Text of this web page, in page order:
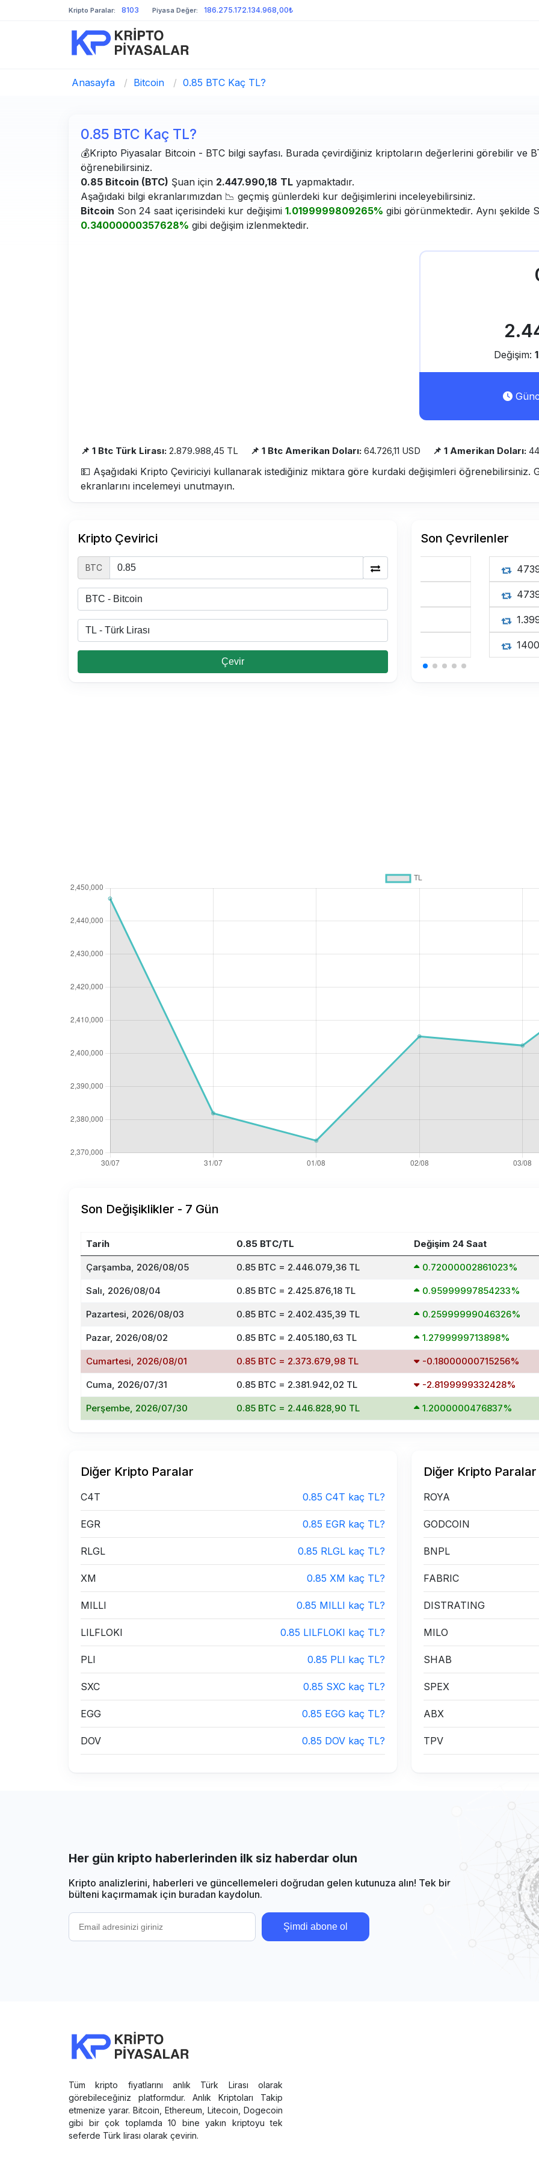
Kripto Paralar: 8103 Piyasa Değer: 186.275.172.134.968,00₺
Anasayfa / Bitcoin / 0.85 BTC Kaç TL?
0.85 BTC Kaç TL?
💰Kripto Piyasalar Bitcoin - BTC bilgi sayfası. Burada çevirdiğiniz kriptoların değerlerini görebilir ve
öğrenebilirsiniz.
0.85 Bitcoin (BTC) Şuan için 2.447.990,18 TL yapmaktadır.
Aşağıdaki bilgi ekranlarımızdan 📉 geçmiş günlerdeki kur değişimlerini inceleyebilirsiniz.
Bitcoin Son 24 saat içerisindeki kur değişimi 1.0199999809265% gibi görünmektedir. Aynı şekilde
0.34000000357628% gibi değişim izlenmektedir.
Değişim:
📌 1 Btc Türk Lirası: 2.879.988,45 TL 📌 1 Btc Amerikan Doları: 64.726,11 USD 📌 1 Amerikan Doları:
💵 Aşağıdaki Kripto Çeviriciyi kullanarak istediğiniz miktara göre kurdaki değişimleri öğrenebilirsiniz.
ekranlarını incelemeyi unutmayın.
Kripto Çevirici
BTC
Çevir
Son Çevrilenler
0.15 USDT Kaç TL
0.15 USDT Kaç TL
0.15 USDT Kaç TL
0.34 BTC Kaç TL
Son Değişiklikler - 7 Gün
Tarih 0.85 BTC/TL Değişim 24 Saat
Çarşamba, 2026/08/05 0.85 BTC = 2.446.079,36 TL 0.72000002861023%
Salı, 2026/08/04 0.85 BTC = 2.425.876,18 TL 0.95999997854233%
Pazartesi, 2026/08/03 0.85 BTC = 2.402.435,39 TL 0.25999999046326%
Pazar, 2026/08/02 0.85 BTC = 2.405.180,63 TL 1.2799999713898%
Cumartesi, 2026/08/01 0.85 BTC = 2.373.679,98 TL -0.18000000715256%
Cuma, 2026/07/31 0.85 BTC = 2.381.942,02 TL -2.8199999332428%
Perşembe, 2026/07/30 0.85 BTC = 2.446.828,90 TL 1.2000000476837%
Diğer Kripto Paralar
C4T 0.85 C4T kaç TL?
EGR 0.85 EGR kaç TL?
RLGL 0.85 RLGL kaç TL?
XM 0.85 XM kaç TL?
MILLI 0.85 MILLI kaç TL?
LILFLOKI 0.85 LILFLOKI kaç TL?
PLI 0.85 PLI kaç TL?
SXC 0.85 SXC kaç TL?
EGG 0.85 EGG kaç TL?
DOV 0.85 DOV kaç TL?
Diğer Kripto Paralar
ROYA
GODCOIN
BNPL
FABRIC
DISTRATING
MILO
SHAB
SPEX
ABX
TPV
Her gün kripto haberlerinden ilk siz haberdar olun
Kripto analizlerini, haberleri ve güncellemeleri doğrudan gelen kutunuza alın! Tek bir
bülteni kaçırmamak için buradan kaydolun.
Şimdi abone ol
Tüm kripto fiyatlarını anlık Türk Lirası olarak
görebileceğiniz platformdur. Anlık Kriptoları Takip
etmenize yarar. Bitcoin, Ethereum, Litecoin, Dogecoin
gibi bir çok toplamda 10 bine yakın kriptoyu tek
seferde Türk lirası olarak çevirin.